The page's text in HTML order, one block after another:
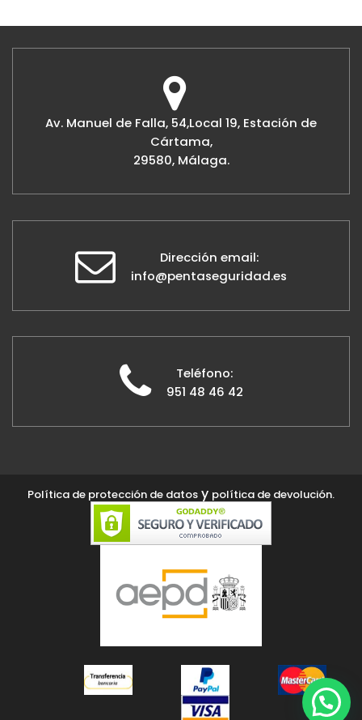
Av. Manuel de Falla, 54,Local 19, Estación de
Cártama,
29580, Málaga.
Dirección email:
info@pentaseguridad.es
Teléfono:
951 48 46 42
Política de protección de datos y política de devolución.